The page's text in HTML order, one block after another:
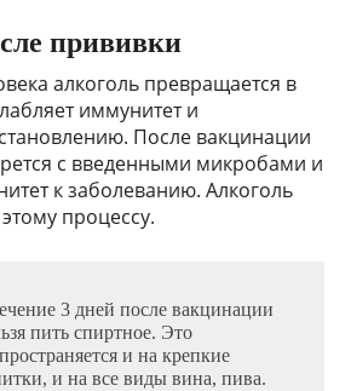
прививки
алкоголь превращается в
иммунитет и
После вакцинации
с введенными микробами и
к заболеванию. Алкоголь
процессу.
3 дней после вакцинации
пить спиртное. Это
и на крепкие
и на все виды вина, пива.